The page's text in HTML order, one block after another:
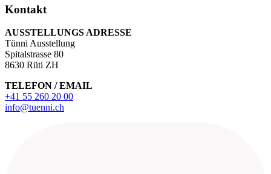
Kontakt
AUSSTELLUNGS ADRESSE
Tünni Ausstellung
Spitalstrasse 80
8630 Rüti ZH
TELEFON / EMAIL
+41 55 260 20 00
info@tuenni.ch